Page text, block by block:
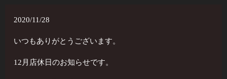
2020/11/28
いつもありがとうございます。
12月店休日のお知らせです。